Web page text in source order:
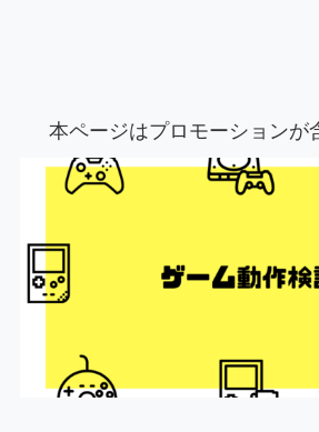
本ページはプロモーションが